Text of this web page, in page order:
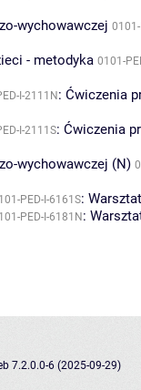
wychowawczej
- metodyka 0101-
I-2111N : Ćwiczenia
I-2111S: Ćwiczenia
wychowawczej (N)
PED-I-6161S:
PED-I-6181N :
7.2.0.0-6 (2025-09-29)